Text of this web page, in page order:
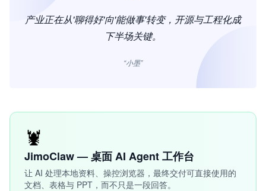
产业正在从'聊得好'向'能做事'转变，开源与工程化成
下半场关键。
“小墨”
🦞
JimoClaw — 桌面 AI Agent 工作台
让 AI 处理本地资料、操控浏览器，最终交付可直接使用的
文档、表格与 PPT，而不只是一段回答。